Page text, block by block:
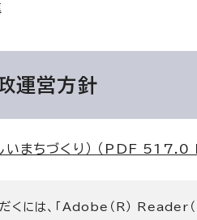
運営方針
いまちづくり） （PDF 517.0
くには、「Adobe（R） Reader（